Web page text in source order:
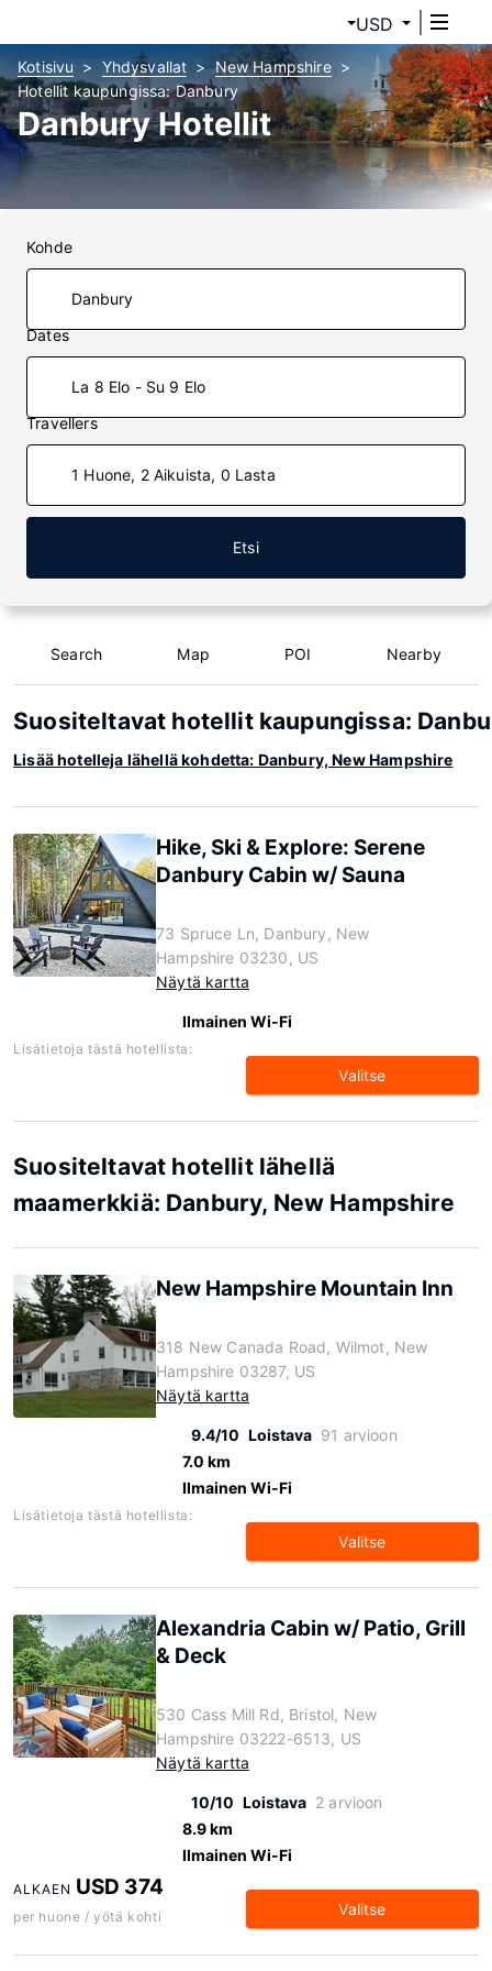
USD
Kotisivu Yhdysvallat
New Hampshire
Hotellit kaupungissa: Danbury
Danbury Hotellit
Kohde
Dates
La 8 Elo - Su 9 Elo
Travellers
1 Huone, 2 Aikuista, 0 Lasta
Etsi
Search Map POI Nearby
Suositeltavat hotellit kaupungissa:
Lisää hotelleja lähellä kohdetta: Danbury, New Hampshire
Hike, Ski & Explore: Serene
Danbury Cabin w/ Sauna
73 Spruce Ln, Danbury, New
Hampshire 03230, US
Näytä kartta
Ilmainen Wi-Fi
Lisätietoja tästä hotellista:
Valitse
Suositeltavat hotellit lähellä
maamerkkiä: Danbury, New Hampshire
New Hampshire Mountain Inn
318 New Canada Road, Wilmot, New
Hampshire 03287, US
Näytä kartta
9.4/10 Loistava 91 arvioon
7.0 km
Ilmainen Wi-Fi
Lisätietoja tästä hotellista:
Valitse
Alexandria Cabin w/ Patio, Grill
& Deck
530 Cass Mill Rd, Bristol, New
Hampshire 03222-6513, US
Näytä kartta
10/10 Loistava 2 arvioon
8.9 km
Ilmainen Wi-Fi
ALKAEN USD 374
per huone / yötä kohti Valitse